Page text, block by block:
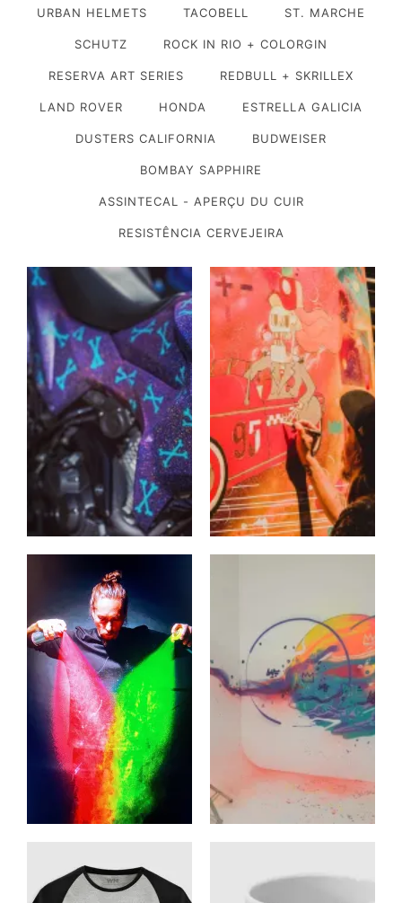
URBAN HELMETS TACOBELL ST. MARCHE
SCHUTZ ROCK IN RIO + COLORGIN
RESERVA ART SERIES REDBULL + SKRILLEX
LAND ROVER HONDA ESTRELLA GALICIA
DUSTERS CALIFORNIA BUDWEISER
BOMBAY SAPPHIRE
ASSINTECAL - APERÇU DU CUIR
RESISTÊNCIA CERVEJEIRA